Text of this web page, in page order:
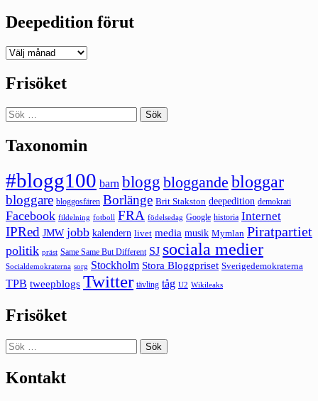
Deepedition förut
Deepedition
Frisöket
Sök
efter:
Taxonomin
#blogg100 barn blogg bloggande bloggar
bloggare bloggosfären Borlänge Brit Stakston deepedition demokrati
Facebook fildelning fotboll FRA födelsedag Google historia Internet
IPRed JMW jobb kalendern livet media musik Mymlan Piratpartiet
politik präst Same Same But Different SJ sociala medier
Socialdemokraterna sorg Stockholm Stora Bloggpriset Sverigedemokraterna
TPB tweepblogs Twitter tävling tåg U2 Wikileaks
Frisöket
Sök
efter:
Kontakt